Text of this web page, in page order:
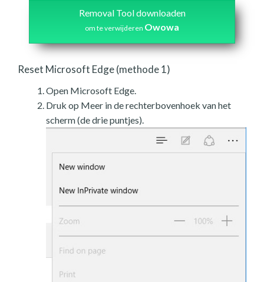
Removal Tool downloaden
om te verwijderen Owowa
Reset Microsoft Edge (methode 1)
Open Microsoft Edge.
Druk op Meer in de rechterbovenhoek van het
scherm (de drie puntjes).